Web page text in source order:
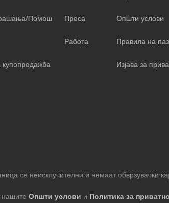
Помош
купопродажба
Преса
Работа
Општи услови
Правила на
Изјава за
се неисклучителни и немаат обврзувачки
Општи услови и Политика за